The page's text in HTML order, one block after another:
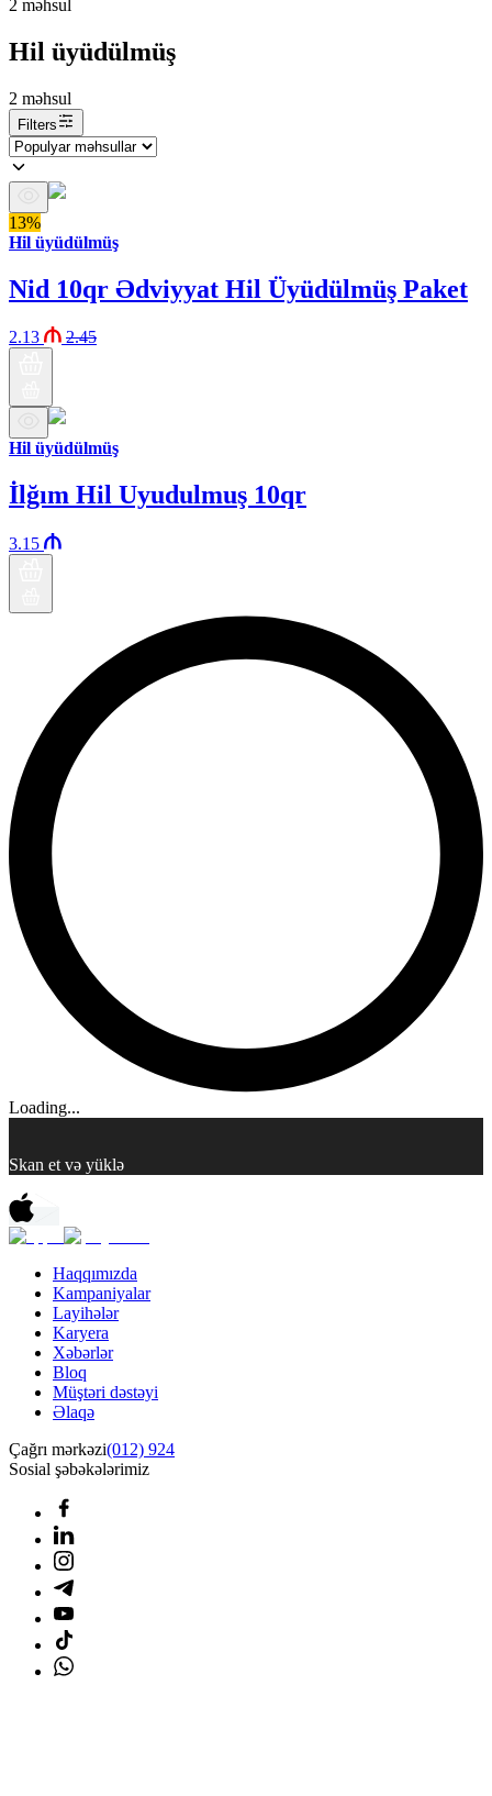
2 məhsul
Hil üyüdülmüş
2 məhsul
Filters
13%
Hil üyüdülmüş
Nid 10qr Ədviyyat Hil Üyüdülmüş Paket
2.13 2.45
Hil üyüdülmüş
İlğım Hil Uyudulmuş 10qr
3.15
Loading...
Skan et və yüklə
Haqqımızda
Kampaniyalar
Layihələr
Karyera
Xəbərlər
Bloq
Müştəri dəstəyi
Əlaqə
Çağrı mərkəzi(012) 924
Sosial şəbəkələrimiz